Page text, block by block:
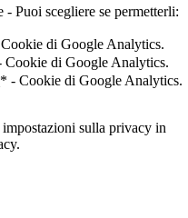
- Puoi scegliere se permetterli:
di Google Analytics.
Cookie di Google Analytics.
- Cookie di Google Analytics.
sulla privacy in